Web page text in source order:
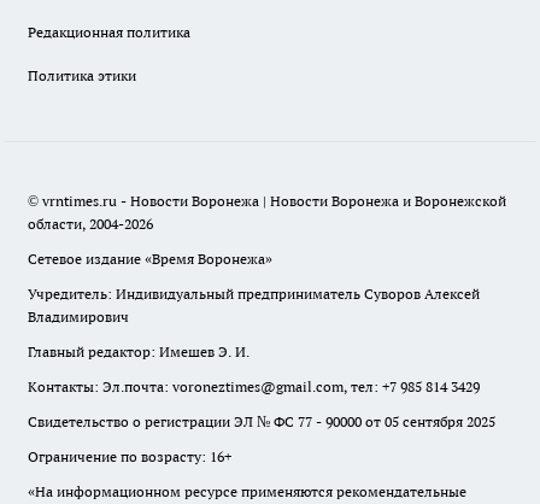
Редакционная политика
Политика этики
© vrntimes.ru - Новости Воронежа | Новости Воронежа и Воронежской
области, 2004-2026
Сетевое издание «Время Воронежа»
Учредитель: Индивидуальный предприниматель Суворов Алексей
Владимирович
Главный редактор: Имешев Э. И.
Контакты: Эл.почта: voroneztimes@gmail.com, тел: +7 985 814 3429
Свидетельство о регистрации ЭЛ № ФС 77 - 90000 от 05 сентября 2025
Ограничение по возрасту: 16+
«На информационном ресурсе применяются рекомендательные